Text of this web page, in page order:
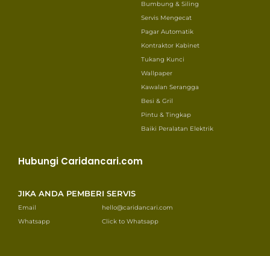
Bumbung & Siling
Servis Mengecat
Pagar Automatik
Kontraktor Kabinet
Tukang Kunci
Wallpaper
Kawalan Serangga
Besi & Gril
Pintu & Tingkap
Baiki Peralatan Elektrik
Hubungi Caridancari.com
JIKA ANDA PEMBERI SERVIS
Email
hello@caridancari.com
Whatsapp
Click to Whatsapp